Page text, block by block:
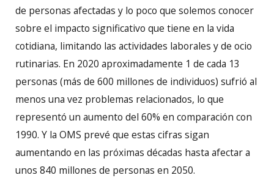
de personas afectadas y lo poco que solemos conocer
sobre el impacto significativo que tiene en la vida
cotidiana, limitando las actividades laborales y de ocio
rutinarias. En 2020 aproximadamente 1 de cada 13
personas (más de 600 millones de individuos) sufrió al
menos una vez problemas relacionados, lo que
representó un aumento del 60% en comparación con
1990. Y la OMS prevé que estas cifras sigan
aumentando en las próximas décadas hasta afectar a
unos 840 millones de personas en 2050.